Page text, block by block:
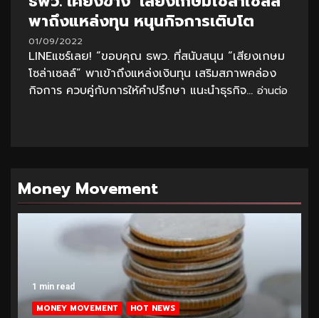
พาถึงแหล่งทุน หนุนกิจการเติบโต
01/09/2022
LINEแชร์เลย! “ขอบคุณ ธพว. ที่สนับสนุน “เสียงเกษม
โซล่าเซลล์” พาเข้าถึงแหล่งเงินทุน เสริมสภาพคล่อง
กิจการ ควบคู่กับการให้คำปรึกษา แนะนำธุรกิจ... อ่านต่อ
Money Movement
1 min read
MONEY MOVEMENT HOT NEWS